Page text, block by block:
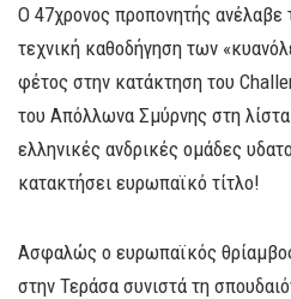
Ο 47χρονος προπονητής ανέλαβε
τεχνική καθοδήγηση των
φέτος στην κατάκτηση του
του Απόλλωνα Σμύρνης στη λίστα
ελληνικές ανδρικές ομάδες
κατακτήσει ευρωπαϊκό τίτλο!
Ασφαλώς ο ευρωπαϊκός
στην Τεράσα συνιστά τη